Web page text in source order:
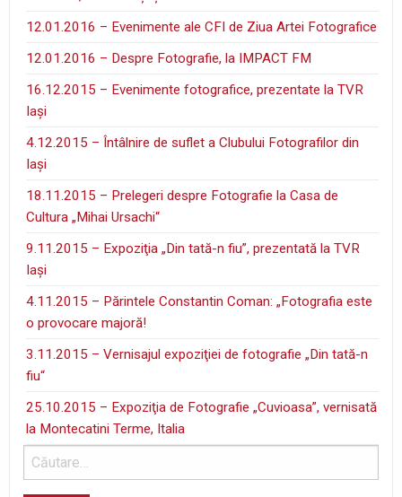
12.01.2016 – Evenimente ale CFI de Ziua Artei Fotografice
12.01.2016 – Despre Fotografie, la IMPACT FM
16.12.2015 – Evenimente fotografice, prezentate la TVR
Iaşi
4.12.2015 – Întâlnire de suflet a Clubului Fotografilor din
Iaşi
18.11.2015 – Prelegeri despre Fotografie la Casa de
Cultura „Mihai Ursachi“
9.11.2015 – Expoziţia „Din tată-n fiu”, prezentată la TVR
Iaşi
4.11.2015 – Părintele Constantin Coman: „Fotografia este
o provocare majoră!
3.11.2015 – Vernisajul expoziţiei de fotografie „Din tată-n
fiu“
25.10.2015 – Expoziţia de Fotografie „Cuvioasa”, vernisată
la Montecatini Terme, Italia